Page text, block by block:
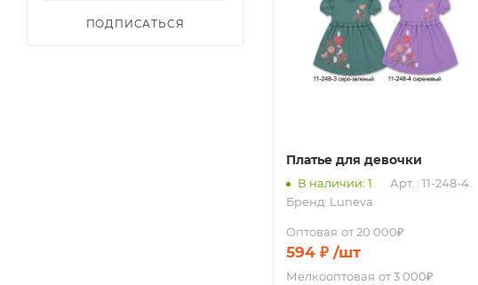
Платье для девочки
В наличии: 1
Арт. : 11-248-4.
Бренд: Luneva
Оптовая от 20 000₽
594 ₽ /шт
Мелкооптовая от 3 000₽
ПОДПИСАТЬСЯ